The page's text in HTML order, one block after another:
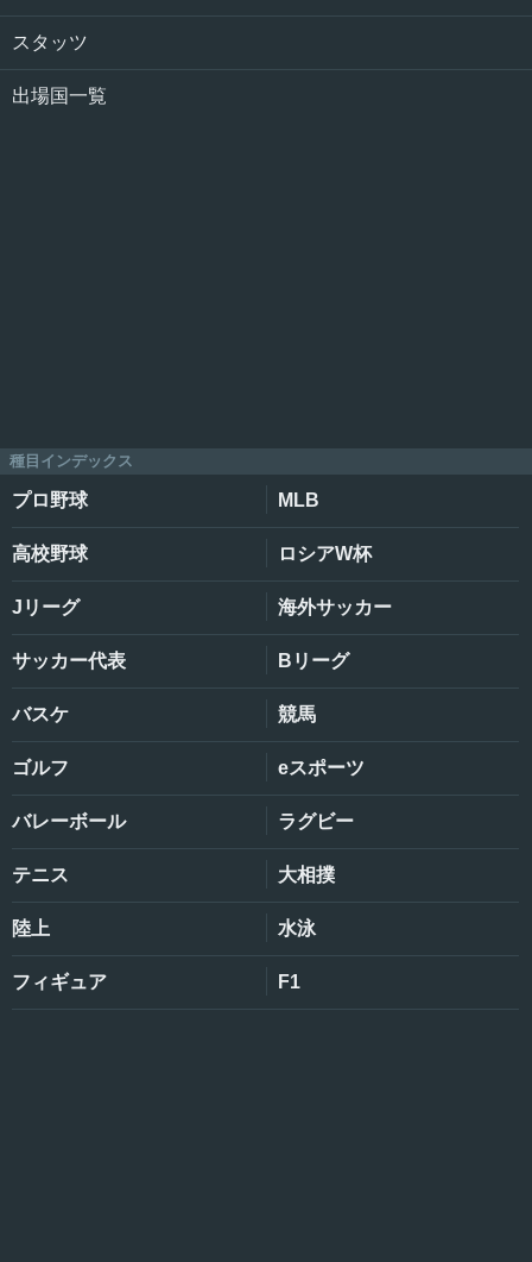
スタッツ
出場国一覧
種目インデックス
プロ野球 MLB
高校野球 ロシアW杯
Jリーグ 海外サッカー
サッカー代表 Bリーグ
バスケ 競馬
ゴルフ eスポーツ
バレーボール ラグビー
テニス 大相撲
陸上 水泳
フィギュア F1